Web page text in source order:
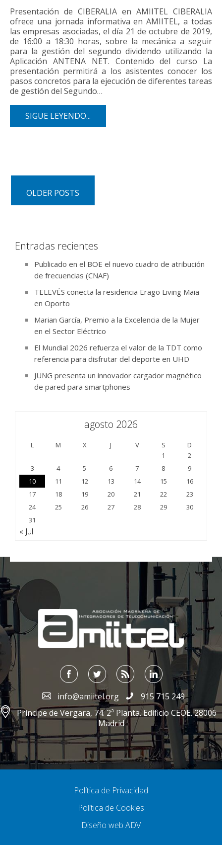
Presentación de CIBERALIA en AMIITEL CIBERALIA
ofrece una jornada informativa en AMIITEL, a todas
las empresas asociadas, el día 21 de octubre de 2019,
de 16:00 a 18:30 horas, sobre la mecánica a seguir
para la gestión del segundo dividendo utilizando la
Aplicación ANTENA NET. Contenido del curso La
presentación permitirá a los asistentes conocer los
pasos concretos para la ejecución de diferentes tareas
de gestión del Segundo…
SIGUE LEYENDO...
OLDER POSTS
Entradas recientes
Publicado en el BOE el nuevo cuadro de atribución
de frecuencias (CNAF)
TELEVÉS conecta la residencia Erago Living Maia
en Oporto
Marian García, Premio a la Excelencia de la Mujer
en el Sector Eléctrico
El Mundial 2026 refuerza el valor de la TDT como
referencia para disfrutar del deporte en UHD
JUNG presenta un innovador cargador magnético
de pared para smartphones
agosto 2026
L M X J V S
D
1
2
3
4 5 6 7 8
9
10
11 12 13 14 15
16
17
18 19 20 21 22
23
24
25 26 27 28 29
30
31
« Jul
;
info@amiitel.org
915 715 249
Príncipe de Vergara, 74. 2ª Planta. Edificio CEOE. 28006
Madrid
Política de Privacidad
Política de Cookies
Diseño web ADV